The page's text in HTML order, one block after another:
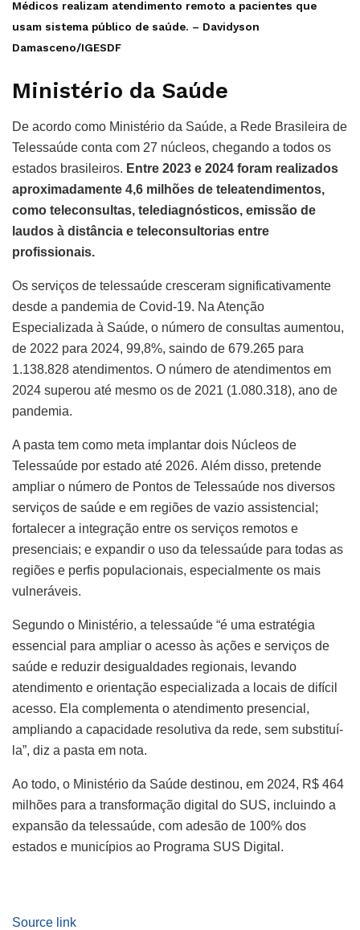
Médicos realizam atendimento remoto a pacientes que
usam sistema público de saúde. – Davidyson
Damasceno/IGESDF
Ministério da Saúde
De acordo como Ministério da Saúde, a Rede Brasileira de
Telessaúde conta com 27 núcleos, chegando a todos os
estados brasileiros. Entre 2023 e 2024 foram realizados
aproximadamente 4,6 milhões de teleatendimentos,
como teleconsultas, telediagnósticos, emissão de
laudos à distância e teleconsultorias entre
profissionais.
Os serviços de telessaúde cresceram significativamente
desde a pandemia de Covid-19. Na Atenção
Especializada à Saúde, o número de consultas aumentou,
de 2022 para 2024, 99,8%, saindo de 679.265 para
1.138.828 atendimentos. O número de atendimentos em
2024 superou até mesmo os de 2021 (1.080.318), ano de
pandemia.
A pasta tem como meta implantar dois Núcleos de
Telessaúde por estado até 2026. Além disso, pretende
ampliar o número de Pontos de Telessaúde nos diversos
serviços de saúde e em regiões de vazio assistencial;
fortalecer a integração entre os serviços remotos e
presenciais; e expandir o uso da telessaúde para todas as
regiões e perfis populacionais, especialmente os mais
vulneráveis.
Segundo o Ministério, a telessaúde “é uma estratégia
essencial para ampliar o acesso às ações e serviços de
saúde e reduzir desigualdades regionais, levando
atendimento e orientação especializada a locais de difícil
acesso. Ela complementa o atendimento presencial,
ampliando a capacidade resolutiva da rede, sem substituí-
la”, diz a pasta em nota.
Ao todo, o Ministério da Saúde destinou, em 2024, R$ 464
milhões para a transformação digital do SUS, incluindo a
expansão da telessaúde, com adesão de 100% dos
estados e municípios ao Programa SUS Digital.
Source link